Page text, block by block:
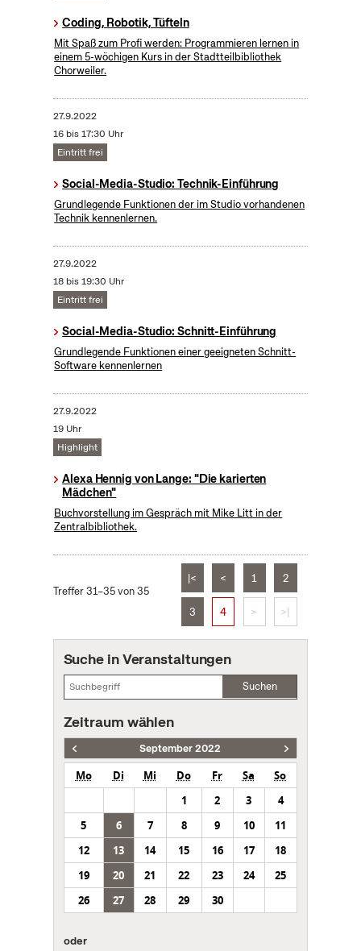
Coding, Robotik, Tüfteln
Mit Spaß zum Profi werden: Programmieren lernen in
einem 5-wöchigen Kurs in der Stadtteilbibliothek
Chorweiler.
27.9.2022
16 bis 17:30 Uhr
Eintritt frei
Social-Media-Studio: Technik-Einführung
Grundlegende Funktionen der im Studio vorhandenen
Technik kennenlernen.
27.9.2022
18 bis 19:30 Uhr
Eintritt frei
Social-Media-Studio: Schnitt-Einführung
Grundlegende Funktionen einer geeigneten Schnitt-
Software kennenlernen
27.9.2022
19 Uhr
Highlight
Alexa Hennig von Lange: "Die karierten
Mädchen"
Buchvorstellung im Gespräch mit Mike Litt in der
Zentralbibliothek.
Treffer 31–35 von 35
|< < 1 2
3 4 > >|
Suche in Veranstaltungen
Suchen
Zeitraum wählen
September 2022
Mo Di Mi Do Fr Sa
So
1
2 3
4
5
6 7 8 9 10
11
12
13 14 15 16 17
18
19
20 21 22 23 24
25
26
27 28 29 30
oder